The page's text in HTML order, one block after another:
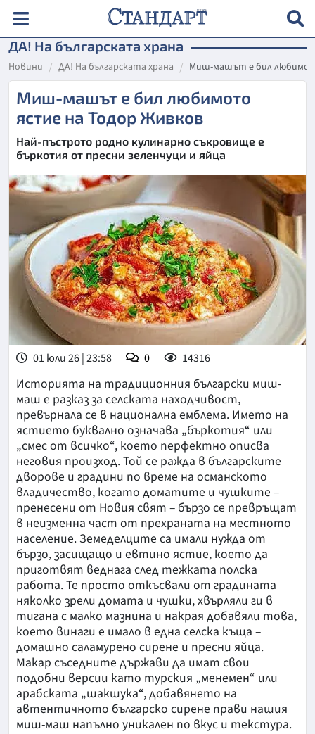
ДА! На българската храна
Новини ДА! На българската храна Миш-машът е бил
Миш-машът е бил любимото
ястие на Тодор Живков
Най-пъстрото родно кулинарно съкровище е
бъркотия от пресни зеленчуци и яйца
01 юли 26 | 23:58 0 14316
Историята на традиционния български миш-
маш е разказ за селската находчивост,
превърнала се в национална емблема. Името на
ястието буквално означава „бъркотия“ или
„смес от всичко“, което перфектно описва
неговия произход. Той се ражда в българските
дворове и градини по време на османското
владичество, когато доматите и чушките –
пренесени от Новия свят – бързо се превръщат
в неизменна част от прехраната на местното
население. Земеделците са имали нужда от
бързо, засищащо и евтино ястие, което да
приготвят веднага след тежката полска
работа. Те просто откъсвали от градината
няколко зрели домата и чушки, хвърляли ги в
тигана с малко мазнина и накрая добавяли това,
което винаги е имало в една селска къща –
домашно саламурено сирене и пресни яйца.
Макар съседните държави да имат свои
подобни версии като турския „менемен“ или
арабската „шакшука“, добавянето на
автентичното българско сирене прави нашия
миш-маш напълно уникален по вкус и текстура.